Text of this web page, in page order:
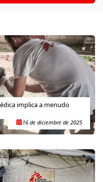
implica a menudo
16 de diciembre de 2025